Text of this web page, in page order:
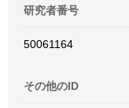
研究者番号
50061164
その他のID